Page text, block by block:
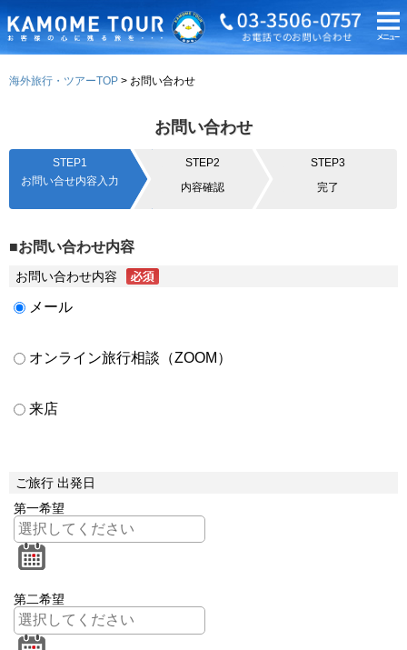
海外旅行・ツアーTOP お問い合わせ
お問い合わせ
STEP1
お問い合せ内容入力
STEP2
内容確認
STEP3
完了
■お問い合わせ内容
お問い合わせ内容
メール
オンライン旅行相談（ZOOM）
来店
ご旅行 出発日
第一希望
第二希望